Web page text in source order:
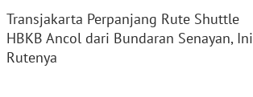
Transjakarta Perpanjang Rute Shuttle
HBKB Ancol dari Bundaran Senayan, Ini
Rutenya